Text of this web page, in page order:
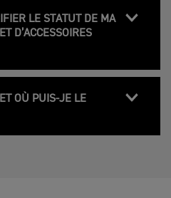
LE STATUT DE MA
D’ACCESSOIRES
OÙ PUIS-JE LE